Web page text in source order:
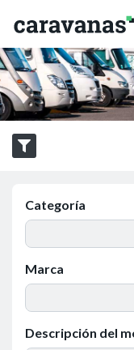
Categoría
Marca
Descripción del